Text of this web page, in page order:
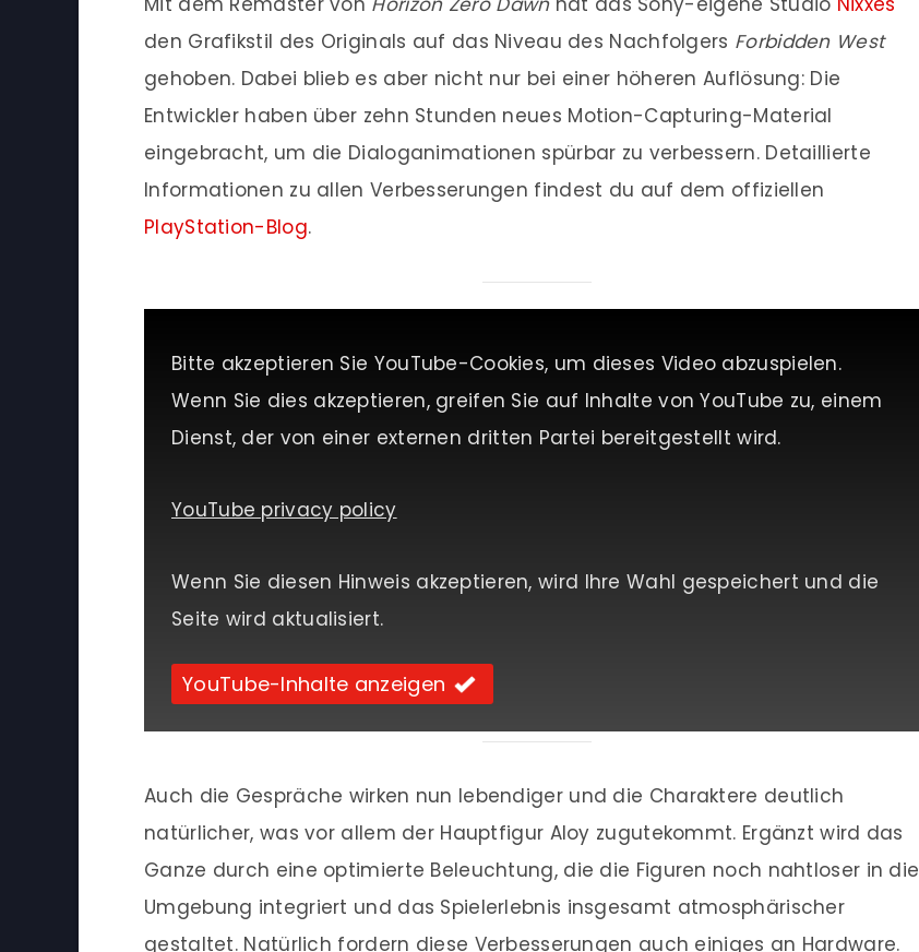
den Grafikstil des Originals auf das Niveau des Nachfolgers Forbidden West
gehoben. Dabei blieb es aber nicht nur bei einer höheren Auflösung: Die
Entwickler haben über zehn Stunden neues Motion-Capturing-Material
eingebracht, um die Dialoganimationen spürbar zu verbessern. Detaillierte
Informationen zu allen Verbesserungen findest du auf dem offiziellen
PlayStation-Blog.
Bitte akzeptieren Sie YouTube-Cookies, um dieses Video abzuspielen.
Wenn Sie dies akzeptieren, greifen Sie auf Inhalte von YouTube zu, einem
Dienst, der von einer externen dritten Partei bereitgestellt wird.
YouTube privacy policy
Wenn Sie diesen Hinweis akzeptieren, wird Ihre Wahl gespeichert und die
Seite wird aktualisiert.
YouTube-Inhalte anzeigen
Auch die Gespräche wirken nun lebendiger und die Charaktere deutlich
natürlicher, was vor allem der Hauptfigur Aloy zugutekommt. Ergänzt wird das
Ganze durch eine optimierte Beleuchtung, die die Figuren noch nahtloser in die
Umgebung integriert und das Spielerlebnis insgesamt atmosphärischer
gestaltet. Natürlich fordern diese Verbesserungen auch einiges an Hardware.